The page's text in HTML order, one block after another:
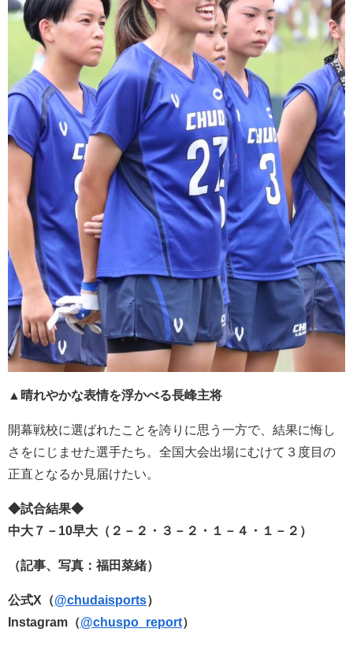
▲晴れやかな表情を浮かべる長峰主将
開幕戦校に選ばれたことを誇りに思う一方で、結果に悔し
さをにじませた選手たち。全国大会出場にむけて３度目の
正直となるか見届けたい。
◆試合結果◆
中大７－10早大（２－２・３－２・１－４・１－２）
（記事、写真：福田菜緒）
公式X（@chudaisports）
Instagram（@chuspo_report）